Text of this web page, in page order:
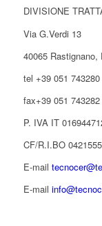
DIVISIONE
Via G.Verdi 13
40065
tel +39 051 743280
fax+39 051 743282
P. IVA IT
CF/R.I.BO
E-mail
E-mail